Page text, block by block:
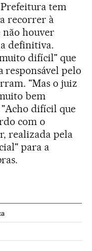
tem
recorrer à
não houver
definitiva.
difícil" que
responsável pelo
"Mas o juiz
bem
difícil que
com o
realizada pela
para a